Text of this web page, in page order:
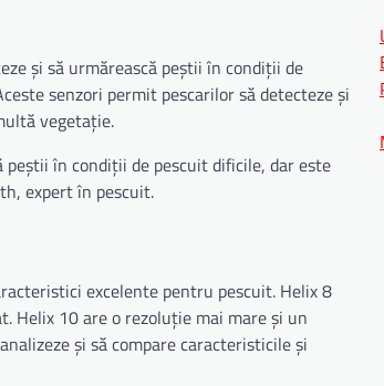
și să urmărească peștii în condiții de
senzori permit pescarilor să detecteze și
vegetație.
peștii în condiții de pescuit dificile, dar este
expert în pescuit.
excelente pentru pescuit. Helix 8
Helix 10 are o rezoluție mai mare și un
și să compare caracteristicile și